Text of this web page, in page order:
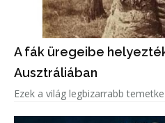
A fák üregeibe
Ausztráliában
Ezek a világ legbizarrabb